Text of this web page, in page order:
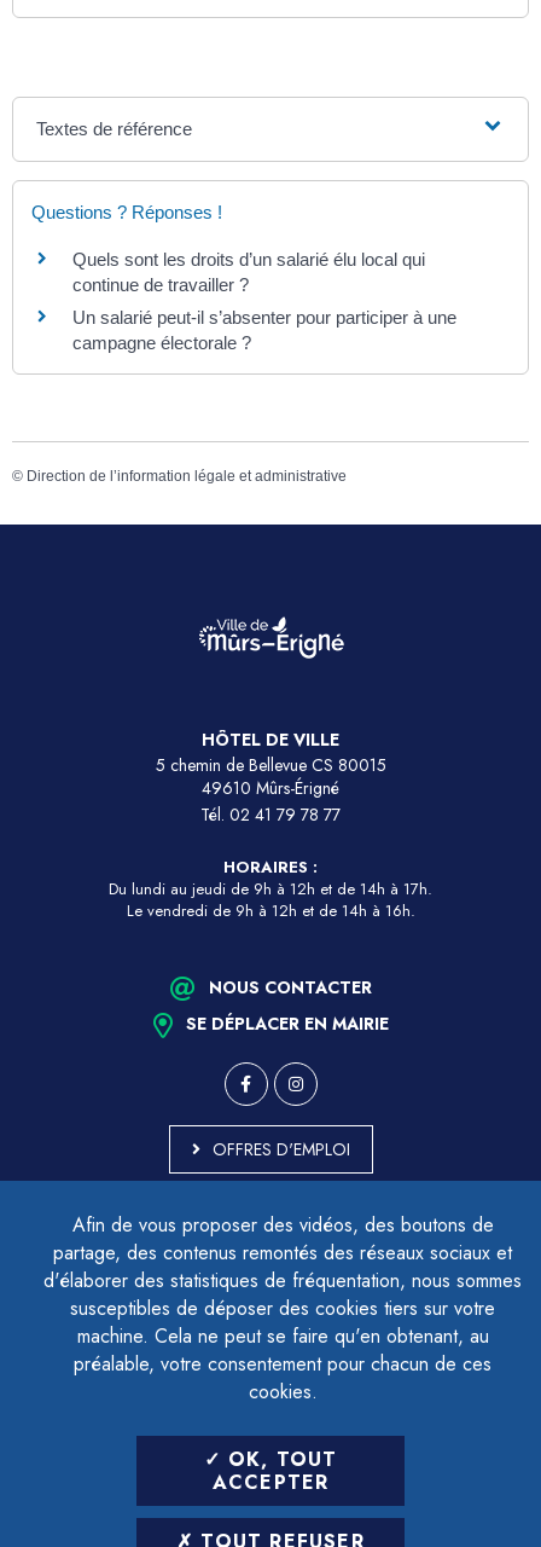
Afin de vous proposer des vidéos, des boutons de
partage, des contenus remontés des réseaux sociaux et
d'élaborer des statistiques de fréquentation, nous sommes
susceptibles de déposer des cookies tiers sur votre
machine. Cela ne peut se faire qu'en obtenant, au
préalable, votre consentement pour chacun de ces
cookies.
OK, TOUT
ACCEPTER
Textes de référence
Questions ? Réponses !
Quels sont les droits d’un salarié élu local qui
continue de travailler ?
Un salarié peut-il s’absenter pour participer à une
campagne électorale ?
© Direction de l’information légale et administrative
HÔTEL DE VILLE
5 chemin de Bellevue CS 80015
49610 Mûrs-Érigné
Tél. 02 41 79 78 77
HORAIRES :
Du lundi au jeudi de 9h à 12h et de 14h à 17h.
Le vendredi de 9h à 12h et de 14h à 16h.
NOUS CONTACTER
SE DÉPLACER EN MAIRIE
OFFRES D'EMPLOI
ACCESSIBILITÉ - PARTIELLEMENT CONFORME
PLAN DU SITE
MENTIONS LÉGALES
CONTACTER LE DÉLÉGUÉ À LA PROTECTION DES DONNÉES
GESTION DES COOKIES
LETTRE D'INFORMATION
SAISIR VOTRE ADRESSE E-MAIL
POUR VOUS INSCRIRE :